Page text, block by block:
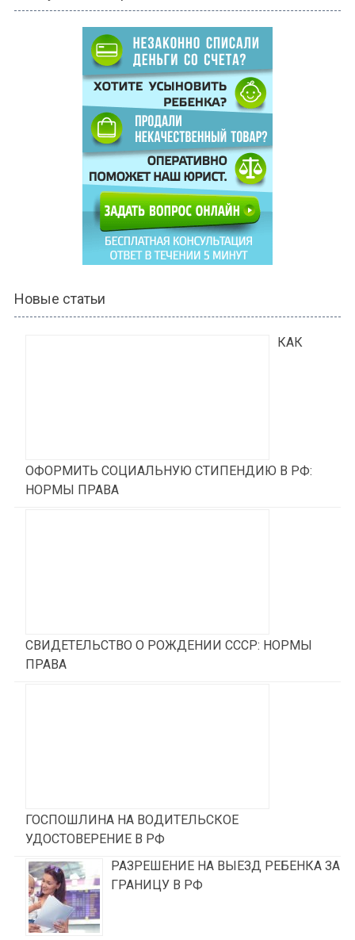
Новые статьи
КАК
ОФОРМИТЬ СОЦИАЛЬНУЮ СТИПЕНДИЮ В РФ:
НОРМЫ ПРАВА
СВИДЕТЕЛЬСТВО О РОЖДЕНИИ СССР: НОРМЫ
ПРАВА
ГОСПОШЛИНА НА ВОДИТЕЛЬСКОЕ
УДОСТОВЕРЕНИЕ В РФ
РАЗРЕШЕНИЕ НА ВЫЕЗД РЕБЕНКА ЗА
ГРАНИЦУ В РФ